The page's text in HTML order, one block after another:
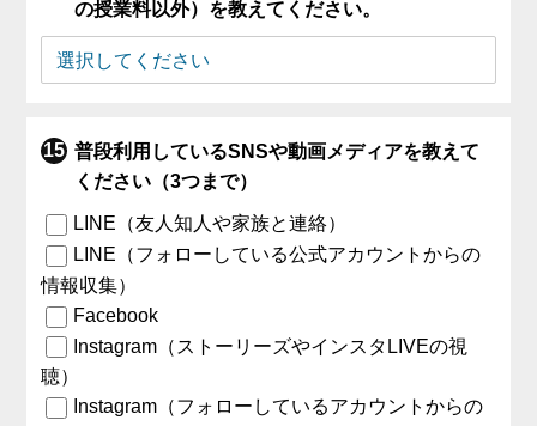
の授業料以外）を教えてください。
普段利用しているSNSや動画メディアを教えて
ください（3つまで）
LINE（友人知人や家族と連絡）
LINE（フォローしている公式アカウントからの
情報収集）
Facebook
Instagram（ストーリーズやインスタLIVEの視
聴）
Instagram（フォローしているアカウントからの